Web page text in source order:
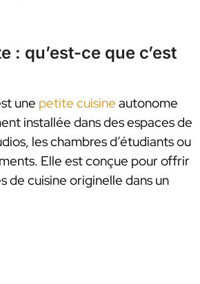
: qu’est-ce que c’est
une petite cuisine autonome
installée dans des espaces de
les chambres d’étudiants ou
Elle est conçue pour offrir
de cuisine originelle dans un